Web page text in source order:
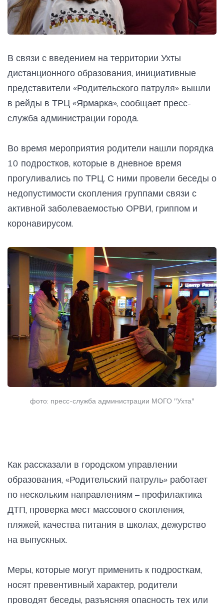
В связи с введением на территории Ухты
дистанционного образования, инициативные
представители «Родительского патруля» вышли
в рейды в ТРЦ «Ярмарка», сообщает пресс-
служба администрации города.
Во время мероприятия родители нашли порядка
10 подростков, которые в дневное время
прогуливались по ТРЦ. С ними провели беседы о
недопустимости скопления группами связи с
активной заболеваемостью ОРВИ, гриппом и
коронавирусом.
фото: пресс-служба администрации МОГО "Ухта"
Как рассказали в городском управлении
образования, «Родительский патруль» работает
по нескольким направлениям – профилактика
ДТП, проверка мест массового скопления,
пляжей, качества питания в школах, дежурство
на выпускных.
Меры, которые могут применить к подросткам,
носят превентивный характер, родители
проводят беседы, разъясняя опасность тех или